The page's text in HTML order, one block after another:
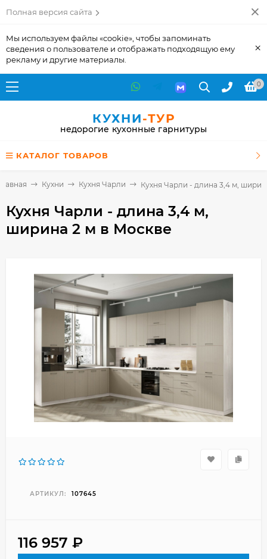
Полная версия сайта
Мы используем файлы «cookie», чтобы запоминать
сведения о пользователе и отображать подходящую ему
рекламу и другие материалы.
×
0
КУХНИ-ТУР
недорогие кухонные гарнитуры
КАТАЛОГ ТОВАРОВ
Кухни Кухня Чарли Кухня Чарли - длина 3,4 м,
Кухня Чарли - длина 3,4 м,
ширина 2 м в Москве
АРТИКУЛ: 107645
116 957 ₽